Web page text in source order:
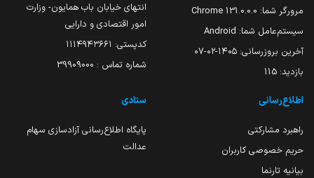
مرورگر شما: 131.0.0.0 Chrome
سیستم‌عامل شما: Android
آخرین بروزرسانی: ۱۴۰۵-۰۲-۰۷
بازدید: 115
انتهای خیابان باب همایون- وزارت
امور اقتصادی و دارایی
کدپستی: ۱۱۱۴۹۴۳۶۶۱
شماره تماس : 39909000
اطلاع‌رسانی
راهبرد مشارکتی
حریم خصوصی کاربران
بیانیه تارنما
ستادی
پایگاه اطلاع‌رسانی آزادسازی سهام
عدالت